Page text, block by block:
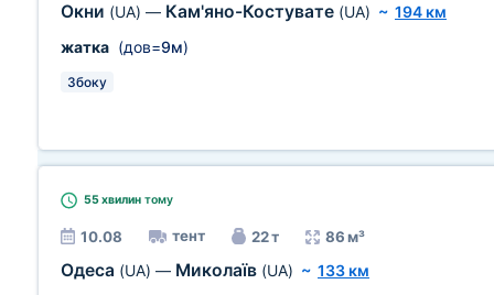
Окни (UA) — Кам'яно-Костувате (UA) ~ 194 км
жатка (дов=9м)
Збоку
55 хвилин тому
10.08 тент 22 т 86 м³
Одеса (UA) — Миколаїв (UA) ~ 133 км